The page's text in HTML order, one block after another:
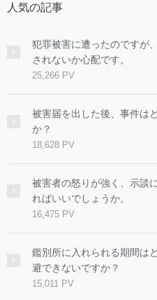
人気の記事
犯罪被害に遭ったのですが
されないか心配です。
25,266 PV
被害届を出した後、事件は
か？
18,628 PV
被害者の怒りが強く、示談
ればいいでしょうか。
16,475 PV
鑑別所に入れられる期間は
避できないですか？
15,011 PV